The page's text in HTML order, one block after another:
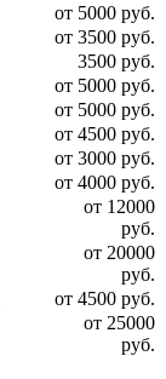
от 5000 руб.
от 3500 руб.
3500 руб.
от 5000 руб.
от 5000 руб.
от 4500 руб.
от 3000 руб.
от 4000 руб.
от 12000
руб.
от 20000
руб.
от 4500 руб.
от 25000
руб.